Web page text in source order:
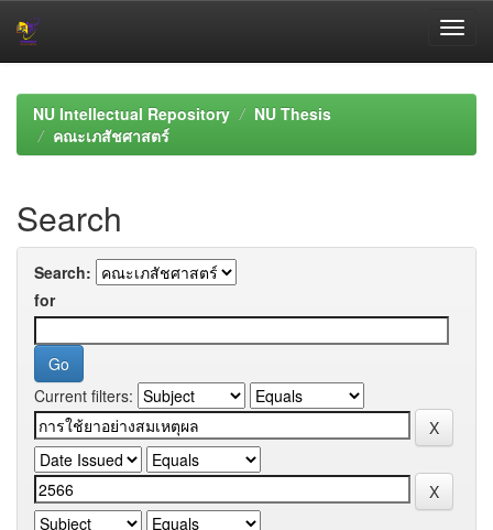
navigationNU Intellectual Repository
NU Thesis
คณะเภสัชศาสตร์
Search
Search:
for
Current filters: